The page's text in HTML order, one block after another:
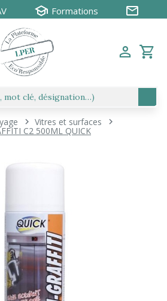
Formations
Vitres et surfaces
C2 500ML QUICK